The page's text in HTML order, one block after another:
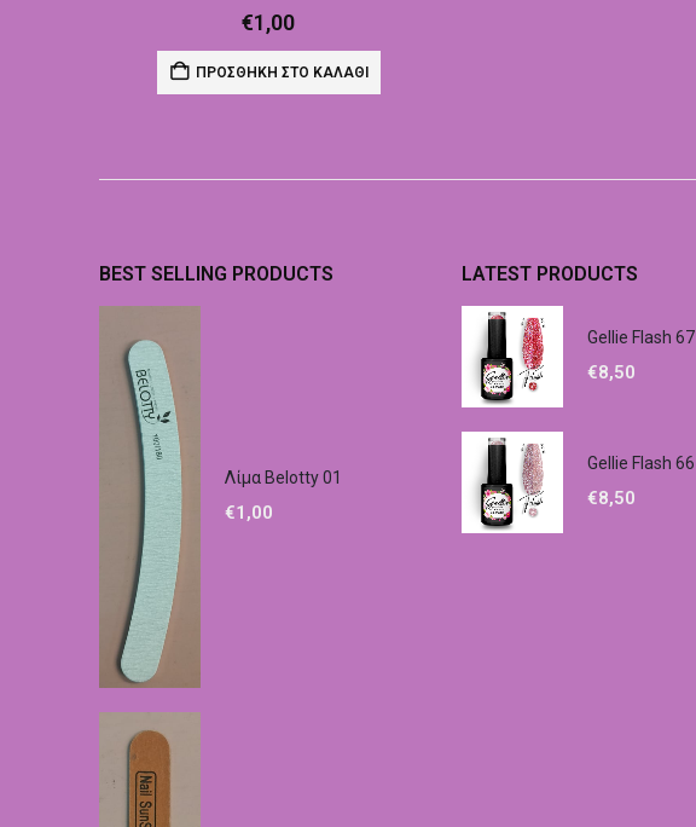
€1,00
ΠΡΟΣΘΉΚΗ ΣΤΟ ΚΑΛΆΘΙ
BEST SELLING PRODUCTS
Λίμα Belotty 01
€1,00
LATEST PRODUCTS
Gellie Flash 67
€8,50
Gellie Flash 66
€8,50